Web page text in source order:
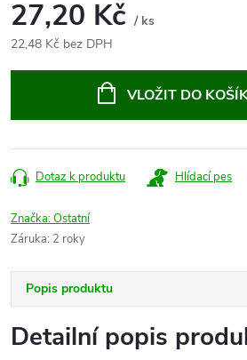
27,20 Kč / ks
22,48 Kč bez DPH
VLOŽIT DO
Dotaz k produktu Hlídací pes
Značka:Ostatní
Záruka: 2 roky
Popis produktu
Detailní popis